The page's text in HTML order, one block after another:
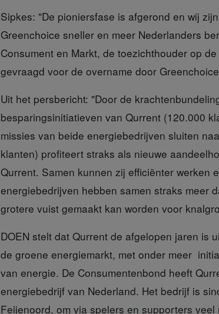
Sipkes: "De pioniersfase is afgerond en wij
Greenchoice sneller en meer Nederlanders
Consument en Markt, de toezichthouder op
gevraagd voor de overname door
Uit het persbericht: "Door de
besparingsinitiatieven van Qurrent (120.000
missies van beide energiebedrijven sluiten
klanten) profiteert straks als nieuwe
Qurrent. Samen kunnen zij efficiënter werken
energiebedrijven hebben samen straks meer
grotere vuist gemaakt kan worden voor
DOEN stelt dat Qurrent de afgelopen jaren is
de groene energiemarkt, met onder meer
van energie. De Consumentenbond heeft
energiebedrijf van Nederland. Het bedrijf is
Feijenoord, om via spelers en supporters